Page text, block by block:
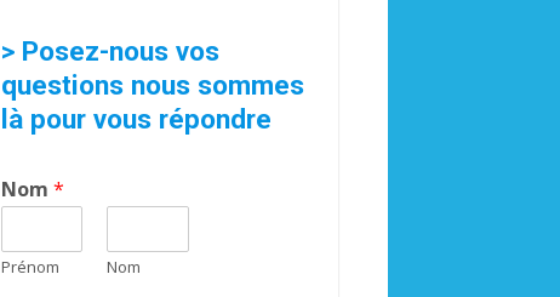
> Posez-nous vos
questions nous sommes
là pour vous répondre
Nom *
Prénom Nom